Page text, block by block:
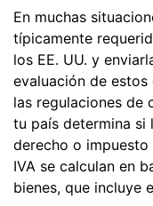
En muchas
típicamente
los EE. UU. y
evaluación de
las regulaciones de
tu país determina si
derecho o
IVA se calculan en
bienes, que incluye